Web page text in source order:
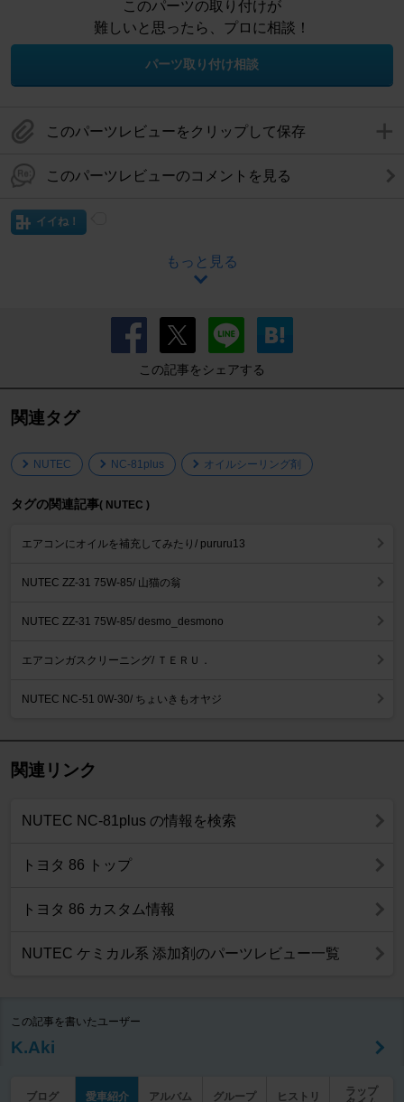
このパーツの取り付けが
難しいと思ったら、プロに相談！
パーツ取り付け相談
このパーツレビューをクリップして保存
このパーツレビューのコメントを見る
イイね！
もっと見る
この記事をシェアする
関連タグ
NUTEC NC-81plus オイルシーリング剤
タグの関連記事( NUTEC )
エアコンにオイルを補充してみたり/ pururu13
NUTEC ZZ-31 75W-85/ 山猫の翁
NUTEC ZZ-31 75W-85/ desmo_desmono
エアコンガスクリーニング/ ＴＥＲＵ．
NUTEC NC-51 0W-30/ ちょいきもオヤジ
関連リンク
NUTEC NC-81plus の情報を検索
トヨタ 86 トップ
トヨタ 86 カスタム情報
NUTEC ケミカル系 添加剤のパーツレビュー一覧
この記事を書いたユーザー
K.Aki
ブログ 愛車紹介 アルバム グループ ヒストリ
ラップ